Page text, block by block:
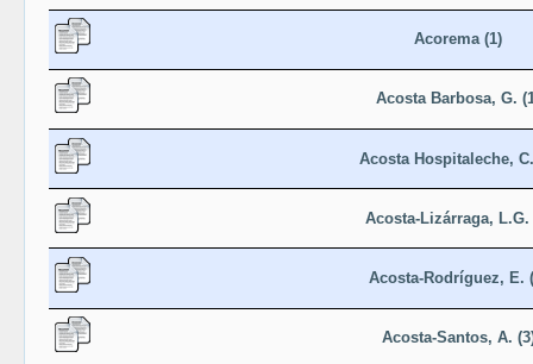
Acorema (1)
Acosta Barbosa, G.
Acosta Hospitaleche,
Acosta-Lizárraga, L.G.
Acosta-Rodríguez, E.
Acosta-Santos, A.